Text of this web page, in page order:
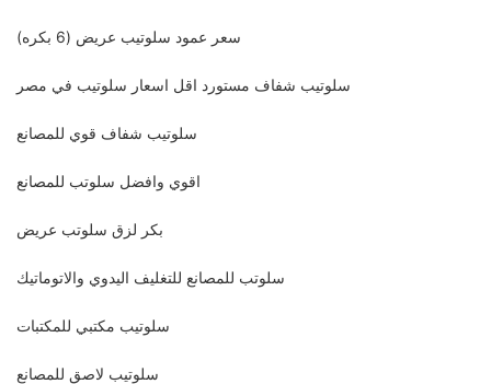
سعر عمود سلوتيب عريض (6 بكره)
سلوتيب شفاف مستورد اقل اسعار سلوتيب في مصر
سلوتيب شفاف قوي للمصانع
اقوي وافضل سلوتب للمصانع
بكر لزق سلوتب عريض
سلوتب للمصانع للتغليف اليدوي والاتوماتيك
سلوتيب مكتبي للمكتبات
سلوتيب لاصق للمصانع